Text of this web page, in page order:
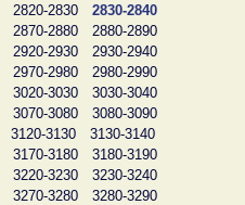
2820-2830
2830-2840
2870-2880
2880-2890
2920-2930
2930-2940
2970-2980
2980-2990
3020-3030
3030-3040
3070-3080
3080-3090
3120-3130
3130-3140
3170-3180
3180-3190
3220-3230
3230-3240
3270-3280
3280-3290